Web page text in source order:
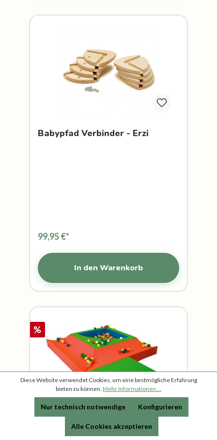
Babypfad Verbinder - Erzi
99,95 €*
In den Warenkorb
%
Babypool mit Kugellaufbahn, 4-
teilig - Weichelt
Diese Website verwendet Cookies, um eine bestmögliche Erfahrung
bieten zu können. Mehr Informationen ...
Nur technisch notwendige Konfigurieren
Alle Cookies akzeptieren